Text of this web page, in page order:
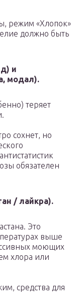
режим «Хлопок»
должно быть
и
модал).
теряет
сохнет, но
обязателен
/ лайкра).
Это
выше
моющих
хлора или
средства для